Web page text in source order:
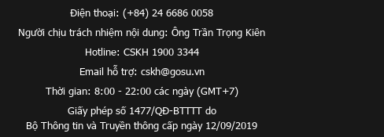
Điện thoại: (+84) 24 6686 0058
Người chịu trách nhiệm nội dung: Ông Trần Trọng Kiên
Hotline: CSKH 1900 3344
Email hỗ trợ: cskh@gosu.vn
Thời gian: 8:00 - 22:00 các ngày (GMT+7)
Giấy phép số 1477/QĐ-BTTTT do
Bộ Thông tin và Truyền thông cấp ngày 12/09/2019